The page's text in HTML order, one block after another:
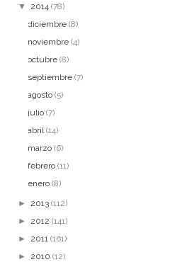
▼ 2014 (78)
diciembre(8)
noviembre(4)
octubre(8)
septiembre(7)
agosto(5)
julio(7)
abril(14)
marzo(6)
febrero(11)
enero(8)
► 2013 (112)
► 2012 (141)
► 2011 (161)
► 2010 (12)